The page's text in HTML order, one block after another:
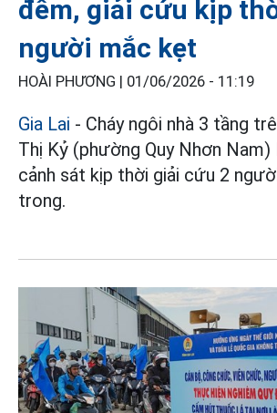
đêm, giải cứu kịp
người mắc kẹt
HOÀI PHƯƠNG | 01/06/2026 - 11:19
Gia Lai - Cháy ngôi nhà 3 tầng
Thị Kỷ (phường Quy Nhơn
cảnh sát kịp thời giải cứu 2
trong.